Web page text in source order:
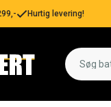
Hurtig levering!